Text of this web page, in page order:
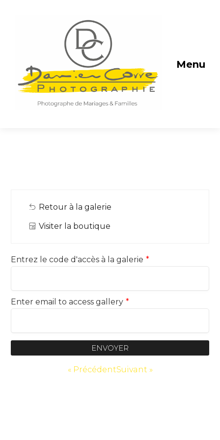
Menu
Retour à la galerie
Visiter la boutique
Entrez le code d'accès à la galerie *
Enter email to access gallery *
ENVOYER
« PrécédentSuivant »